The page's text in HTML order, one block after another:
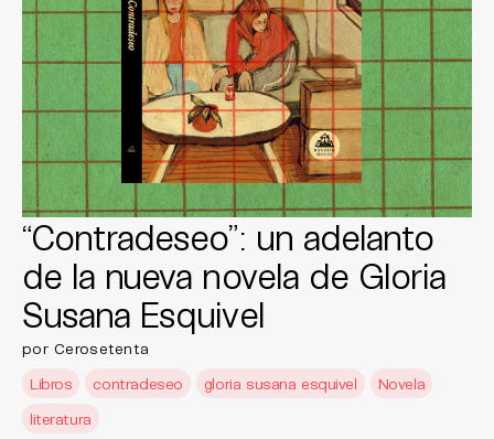
“Contradeseo”: un adelanto
de la nueva novela de Gloria
Susana Esquivel
por Cerosetenta
Libros
contradeseo gloria susana esquivel
Novela
literatura